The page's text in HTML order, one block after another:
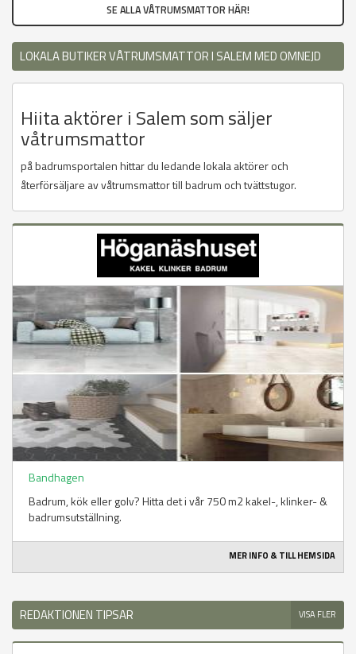
SE ALLA VÅTRUMSMATTOR HÄR!
LOKALA BUTIKER VÅTRUMSMATTOR I SALEM MED OMNEJD
Hiita aktörer i Salem som säljer
våtrumsmattor
på badrumsportalen hittar du ledande lokala aktörer och
återförsäljare av våtrumsmattor till badrum och tvättstugor.
Bandhagen
Badrum, kök eller golv? Hitta det i vår 750 m2 kakel-, klinker- &
badrumsutställning.
MER INFO & TILL HEMSIDA
REDAKTIONEN TIPSAR VISA FLER